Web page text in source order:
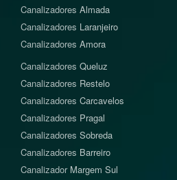
Canalizadores Almada
Canalizadores Laranjeiro
Canalizadores Amora
Canalizadores Queluz
Canalizadores Restelo
Canalizadores Carcavelos
Canalizadores Pragal
Canalizadores Sobreda
Canalizadores Barreiro
Canalizador Margem Sul